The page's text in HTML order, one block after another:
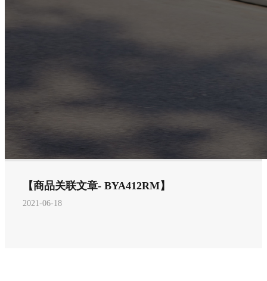
【商品关联文章- BYA412RM】
2021-06-18